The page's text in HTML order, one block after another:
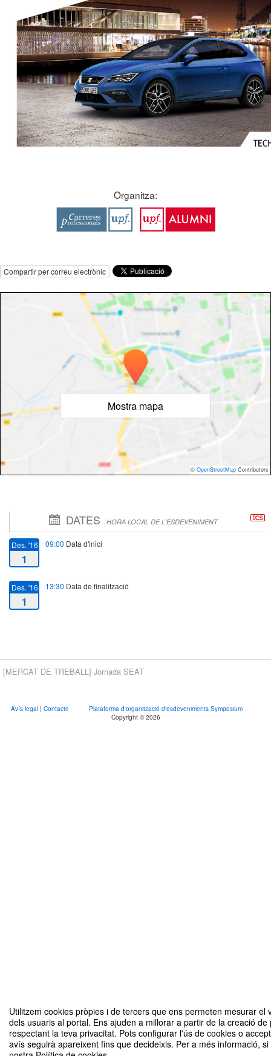
Utilitzem cookies pròpies i de tercers que ens permeten mesurar el
dels usuaris al portal. Ens ajuden a millorar a partir de la creació
respectant la teva privacitat. Pots configurar l'ús de cookies o
avís seguirà apareixent fins que decideixis. Per a més informació,
Organitza:
Compartir per correu electrònic
Mostra mapa
© OpenStreetMap Contributors
DATES HORA LOCAL DE L'ESDEVENIMENT
Des. '16
1
09:00 Data d'inici
Des. '16
1
13:30 Data de finalització
[MERCAT DE TREBALL] Jornada SEAT
Avís legal | Contacte
Plataforma d'organització d'esdeveniments Symposium
Copyright © 2026